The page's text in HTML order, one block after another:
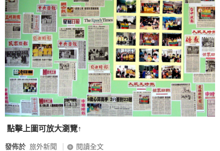
點擊上圖可放大瀏覽↑
發佈於 旅外新聞 閱讀全文